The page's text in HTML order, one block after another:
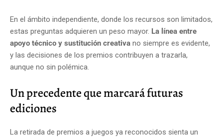
En el ámbito independiente, donde los recursos son limitados,
estas preguntas adquieren un peso mayor. La línea entre
apoyo técnico y sustitución creativa no siempre es evidente,
y las decisiones de los premios contribuyen a trazarla,
aunque no sin polémica.
Un precedente que marcará futuras
ediciones
La retirada de premios a juegos ya reconocidos sienta un